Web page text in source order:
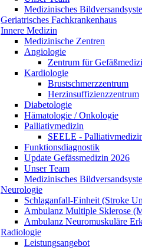
Medizinisches
Geriatrisches Fachkrankenhaus
Innere Medizin
Medizinische Zentren
Angiologie
Zentrum für
Kardiologie
Brustschmerzzentrum
Herzinsuffizienzzentrum
Diabetologie
Hämatologie / Onkologie
Palliativmedizin
SEELE -
Funktionsdiagnostik
Update Gefässmedizin 2026
Unser Team
Medizinisches
Neurologie
Schlaganfall-Einheit (Stroke
Ambulanz Multiple Sklerose
Ambulanz Neuromuskuläre
Radiologie
Leistungsangebot